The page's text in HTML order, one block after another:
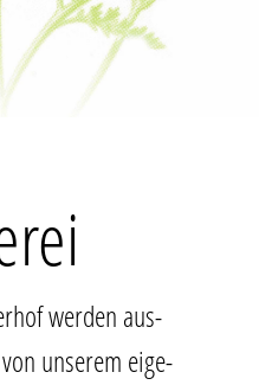
wer­den aus­
unse­rem eige­